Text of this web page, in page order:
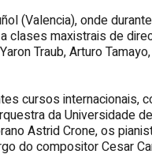
(Valencia), onde
clases maxistrais de
Traub, Arturo
cursos internacionais,
da Universidade
Astrid Crone, os
do compositor Cesar